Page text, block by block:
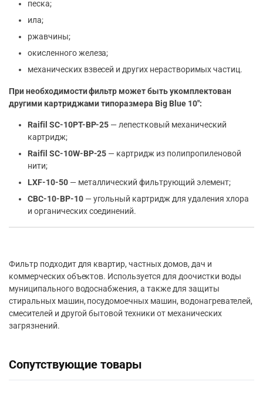
песка;
ила;
ржавчины;
окисленного железа;
механических взвесей и других нерастворимых частиц.
При необходимости фильтр может быть укомплектован
другими картриджами типоразмера Big Blue 10″:
Raifil SC-10PT-BP-25 — лепестковый механический
картридж;
Raifil SC-10W-BP-25 — картридж из полипропиленовой
нити;
LXF-10-50— металлический фильтрующий элемент;
CBC-10-BP-10— угольный картридж для удаления хлора
и органических соединений.
Фильтр подходит для квартир, частных домов, дач и
коммерческих объектов. Используется для доочистки воды
муниципального водоснабжения, а также для защиты
стиральных машин, посудомоечных машин, водонагревателей,
смесителей и другой бытовой техники от механических
загрязнений.
Сопутствующие товары